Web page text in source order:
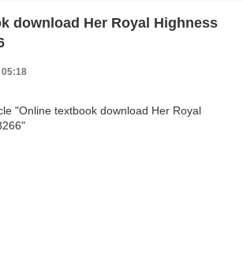
download Her Royal Highness
05:18